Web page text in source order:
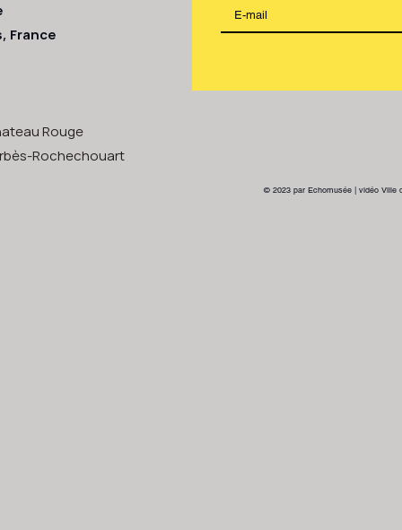
© 2023 par Echomusée | vidéo Ville
France
Rouge
Rochechouart